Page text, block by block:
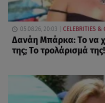
05.08.26, 20:03 CELEBRITIES &
Δανάη Μπάρκα: Το να
της; Το τρολάρισμά της!